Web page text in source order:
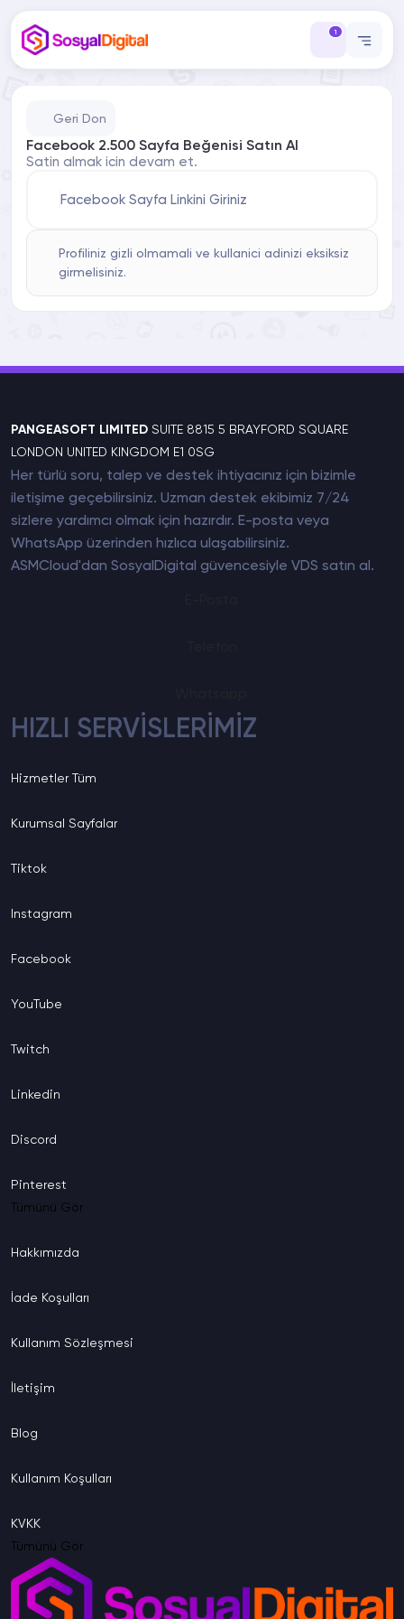
1
Geri Don
Facebook 2.500 Sayfa Beğenisi Satın Al
Satin almak icin devam et.
Facebook Sayfa Linkini Giriniz
Profiliniz gizli olmamali ve kullanici adinizi eksiksiz
girmelisiniz.
PANGEASOFT LIMITED SUITE 8815 5 BRAYFORD SQUARE
LONDON UNITED KINGDOM E1 0SG
Her türlü soru, talep ve destek ihtiyacınız için bizimle
iletişime geçebilirsiniz. Uzman destek ekibimiz 7/24
sizlere yardımcı olmak için hazırdır. E-posta veya
WhatsApp üzerinden hızlıca ulaşabilirsiniz.
ASMCloud'dan SosyalDigital güvencesiyle VDS satın al.
HIZLI SERVİSLERİMİZ
Hizmetler Tüm
Kurumsal Sayfalar
Tiktok
Instagram
Facebook
YouTube
Twitch
Linkedin
Discord
Pinterest
Tümünü Gör
Hakkımızda
İade Koşulları
Kullanım Sözleşmesi
İletişim
Blog
Kullanım Koşulları
KVKK
Tümünü Gör